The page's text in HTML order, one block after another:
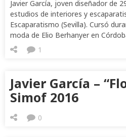
Javier García, joven diseñador de
estudios de interiores y
Escaparatismo (Sevilla). Cursó
moda de Elio Berhanyer en
1
Javier García –
Simof 2016
0